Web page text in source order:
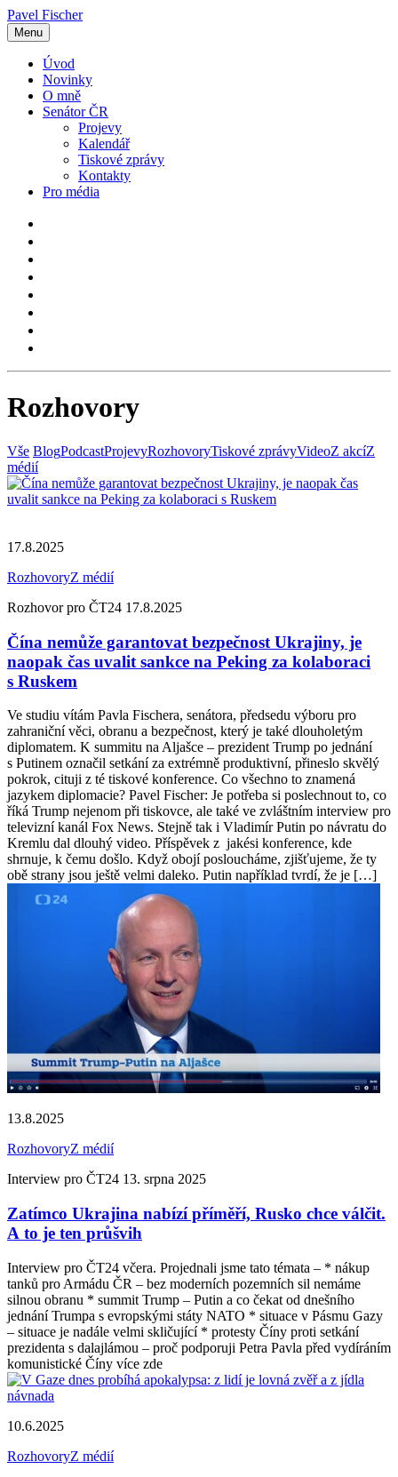
Pavel Fischer
Menu
Úvod
Novinky
O mně
Senátor ČR
Projevy
Kalendář
Tiskové zprávy
Kontakty
Pro média
Rozhovory
Vše BlogPodcastProjevyRozhovoryTiskové zprávyVideoZ akcíZ
médií
17.8.2025
RozhovoryZ médií
Rozhovor pro ČT24 17.8.2025
Čína nemůže garantovat bezpečnost Ukrajiny, je
naopak čas uvalit sankce na Peking za kolaboraci
s Ruskem
Ve studiu vítám Pavla Fischera, senátora, předsedu výboru pro
zahraniční věci, obranu a bezpečnost, který je také dlouholetým
diplomatem. K summitu na Aljašce – prezident Trump po jednání
s Putinem označil setkání za extrémně produktivní, přineslo skvělý
pokrok, cituji z té tiskové konference. Co všechno to znamená
jazykem diplomacie? Pavel Fischer: Je potřeba si poslechnout to, co
říká Trump nejenom při tiskovce, ale také ve zvláštním interview pro
televizní kanál Fox News. Stejně tak i Vladimír Putin po návratu do
Kremlu dal dlouhý video. Příspěvek z jakési konference, kde
shrnuje, k čemu došlo. Když obojí posloucháme, zjišťujeme, že ty
obě strany jsou ještě velmi daleko. Putin například tvrdí, že je […]
13.8.2025
RozhovoryZ médií
Interview pro ČT24 13. srpna 2025
Zatímco Ukrajina nabízí příměří, Rusko chce válčit.
A to je ten průšvih
Interview pro ČT24 včera. Projednali jsme tato témata – * nákup
tanků pro Armádu ČR – bez moderních pozemních sil nemáme
silnou obranu * summit Trump – Putin a co čekat od dnešního
jednání Trumpa s evropskými státy NATO * situace v Pásmu Gazy
– situace je nadále velmi skličující * protesty Číny proti setkání
prezidenta s dalajlámou – proč podporuji Petra Pavla před vydíráním
komunistické Číny více zde
10.6.2025
RozhovoryZ médií